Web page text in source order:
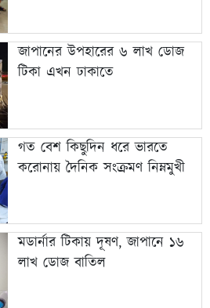
জাপানের উপহারের ৬ লাখ ডোজ
টিকা এখন ঢাকাতে
গত বেশ কিছুদিন ধরে ভারতে
করোনায় দৈনিক সংক্রমণ নিম্নমুখী
মডার্নার টিকায় দূষণ, জাপানে ১৬
লাখ ডোজ বাতিল